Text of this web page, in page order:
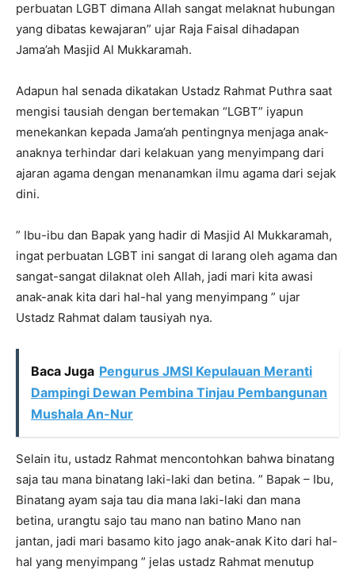
perbuatan LGBT dimana Allah sangat melaknat hubungan
yang dibatas kewajaran” ujar Raja Faisal dihadapan
Jama’ah Masjid Al Mukkaramah.
Adapun hal senada dikatakan Ustadz Rahmat Puthra saat
mengisi tausiah dengan bertemakan “LGBT” iyapun
menekankan kepada Jama’ah pentingnya menjaga anak-
anaknya terhindar dari kelakuan yang menyimpang dari
ajaran agama dengan menanamkan ilmu agama dari sejak
dini.
” Ibu-ibu dan Bapak yang hadir di Masjid Al Mukkaramah,
ingat perbuatan LGBT ini sangat di larang oleh agama dan
sangat-sangat dilaknat oleh Allah, jadi mari kita awasi
anak-anak kita dari hal-hal yang menyimpang ” ujar
Ustadz Rahmat dalam tausiyah nya.
Baca Juga Pengurus JMSI Kepulauan Meranti
Dampingi Dewan Pembina Tinjau Pembangunan
Mushala An-Nur
Selain itu, ustadz Rahmat mencontohkan bahwa binatang
saja tau mana binatang laki-laki dan betina. ” Bapak – Ibu,
Binatang ayam saja tau dia mana laki-laki dan mana
betina, urangtu sajo tau mano nan batino Mano nan
jantan, jadi mari basamo kito jago anak-anak Kito dari hal-
hal yang menyimpang ” jelas ustadz Rahmat menutup